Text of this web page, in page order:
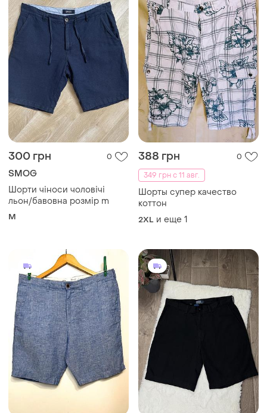
300 грн 0
SMOG
Шорти чіноси чоловічі
льон/бавовна розмір m
M
388 грн
0
349 грн с 11 авг.
Шорты супер качество
коттон
2XL и еще 1